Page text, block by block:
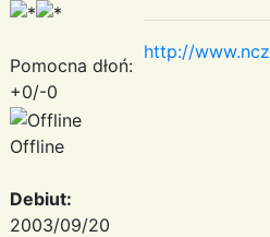
Pomocna dłoń:
+0/-0
Offline
Debiut:
2003/09/20
http://